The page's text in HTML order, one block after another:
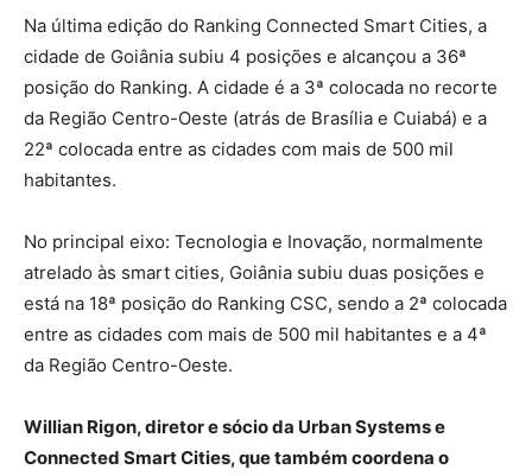
Na última edição do Ranking Connected Smart Cities, a
cidade de Goiânia subiu 4 posições e alcançou a 36ª
posição do Ranking. A cidade é a 3ª colocada no recorte
da Região Centro-Oeste (atrás de Brasília e Cuiabá) e a
22ª colocada entre as cidades com mais de 500 mil
habitantes.
No principal eixo: Tecnologia e Inovação, normalmente
atrelado às smart cities, Goiânia subiu duas posições e
está na 18ª posição do Ranking CSC, sendo a 2ª colocada
entre as cidades com mais de 500 mil habitantes e a 4ª
da Região Centro-Oeste.
Willian Rigon, diretor e sócio da Urban Systems e
Connected Smart Cities, que também coordena o